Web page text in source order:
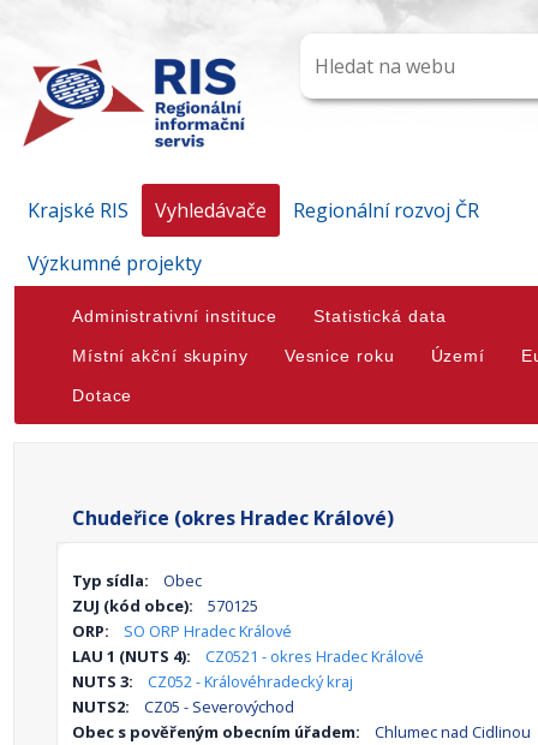
Krajské RIS Vyhledávače
Regionální rozvoj ČR
Výzkumné projekty
Administrativní instituce Statistická data
Místní akční skupiny Vesnice roku Území
Dotace
Chudeřice (okres Hradec Králové)
Typ sídla:
Obec
ZUJ (kód obce):
570125
ORP:
SO ORP Hradec Králové
LAU 1 (NUTS 4):
CZ0521 - okres Hradec Králové
NUTS 3:
CZ052 - Královéhradecký kraj
NUTS2:
CZ05 - Severovýchod
Obec s pověřeným obecním úřadem:
Chlumec nad Cidlinou